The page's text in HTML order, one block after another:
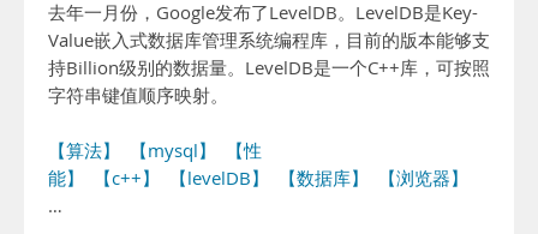
去年一月份，Google发布了LevelDB。LevelDB是Key-
Value嵌入式数据库管理系统编程库，目前的版本能够支
持Billion级别的数据量。LevelDB是一个C++库，可按照
字符串键值顺序映射。
【算法】 【mysql】
【性
能】
【c++】 【levelDB】 【数据库】
【浏览器】
…